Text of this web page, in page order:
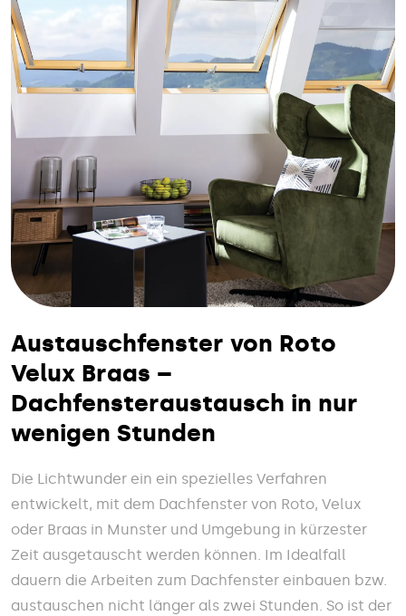
Austauschfenster von Roto
Velux Braas –
Dachfensteraustausch in nur
wenigen Stunden
Die Lichtwunder ein ein spezielles Verfahren
entwickelt, mit dem Dachfenster von Roto, Velux
oder Braas in Munster und Umgebung in kürzester
Zeit ausgetauscht werden können. Im Idealfall
dauern die Arbeiten zum Dachfenster einbauen bzw.
austauschen nicht länger als zwei Stunden. So ist der